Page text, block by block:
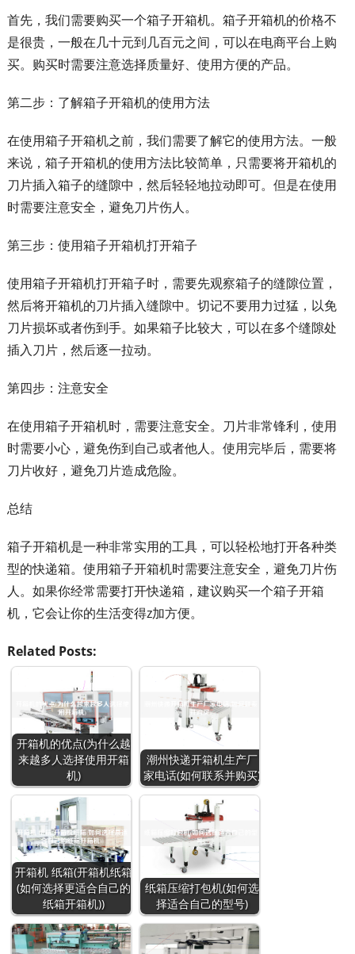
首先，我们需要购买一个箱子开箱机。箱子开箱机的价格不
是很贵，一般在几十元到几百元之间，可以在电商平台上购
买。购买时需要注意选择质量好、使用方便的产品。
第二步：了解箱子开箱机的使用方法
在使用箱子开箱机之前，我们需要了解它的使用方法。一般
来说，箱子开箱机的使用方法比较简单，只需要将开箱机的
刀片插入箱子的缝隙中，然后轻轻地拉动即可。但是在使用
时需要注意安全，避免刀片伤人。
第三步：使用箱子开箱机打开箱子
使用箱子开箱机打开箱子时，需要先观察箱子的缝隙位置，
然后将开箱机的刀片插入缝隙中。切记不要用力过猛，以免
刀片损坏或者伤到手。如果箱子比较大，可以在多个缝隙处
插入刀片，然后逐一拉动。
第四步：注意安全
在使用箱子开箱机时，需要注意安全。刀片非常锋利，使用
时需要小心，避免伤到自己或者他人。使用完毕后，需要将
刀片收好，避免刀片造成危险。
总结
箱子开箱机是一种非常实用的工具，可以轻松地打开各种类
型的快递箱。使用箱子开箱机时需要注意安全，避免刀片伤
人。如果你经常需要打开快递箱，建议购买一个箱子开箱
机，它会让你的生活变得z加方便。
Related Posts:
开箱机的优点(为什么越
来越多人选择使用开箱
机)
潮州快递开箱机生产厂
家电话(如何联系并购买)
开箱机 纸箱(开箱机纸箱
(如何选择更适合自己的
纸箱开箱机))
纸箱压缩打包机(如何选
择适合自己的型号)